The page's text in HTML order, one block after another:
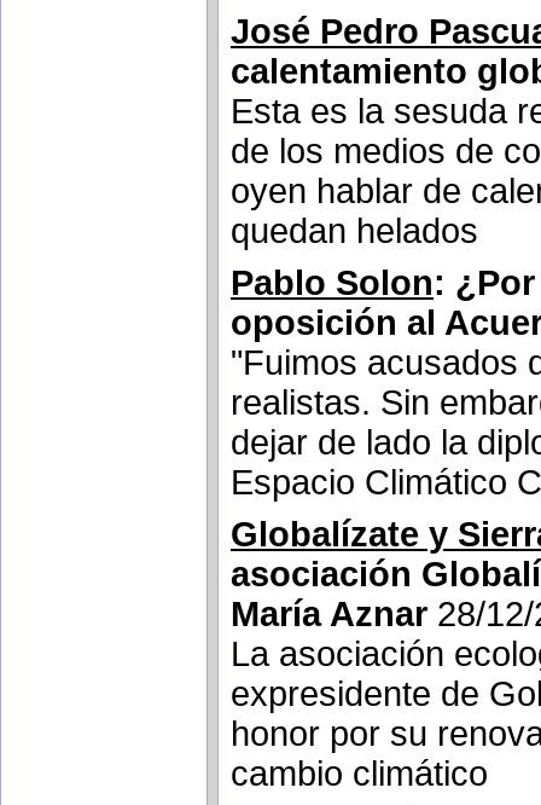
José Pedro
calentamiento
Esta es la sesuda
de los medios de
oyen hablar de
quedan helados
Pablo Solon:
oposición al
"Fuimos acusados
realistas. Sin
dejar de lado la
Espacio Climático
Globalízate y
asociación
María Aznar 28/
La asociación
expresidente de
honor por su
cambio climático